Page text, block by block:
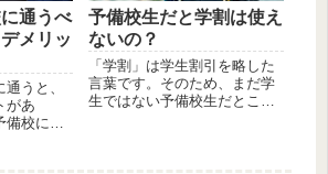
通うべ
メリッ
うと、
があ
備校に通
予備校生だと学割は使え
ないの？
「学割」は学生割引を略した
言葉です。そのため、まだ学
生ではない予備校生だとこの